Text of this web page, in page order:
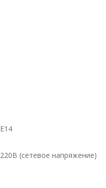
E14
220В (сетевое напряжение)